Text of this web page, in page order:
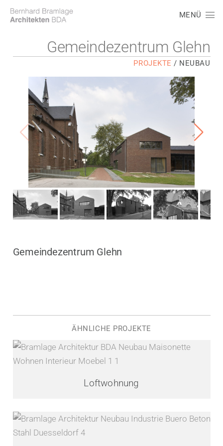
MENÜ
Gemeindezentrum Glehn
PROJEKTE / NEUBAU
Gemeindezentrum Glehn
ÄHNLICHE PROJEKTE
Loftwohnung